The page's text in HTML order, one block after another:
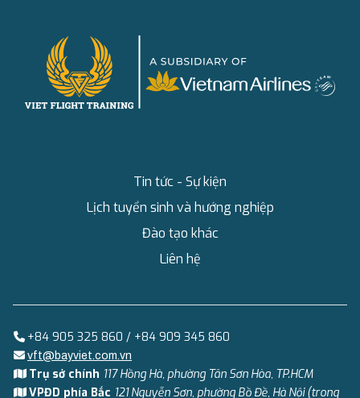
Tin tức - Sự kiện
Lịch tuyển sinh và hướng nghiệp
Đào tạo khác
Liên hệ
+84 905 325 860 / +84 909 345 860
vft@bayviet.com.vn
Trụ sở chính 117 Hồng Hà, phường Tân Sơn Hòa, TP.HCM
VPĐD phía Bắc 121 Nguyễn Sơn, phường Bồ Đề, Hà Nội (trong